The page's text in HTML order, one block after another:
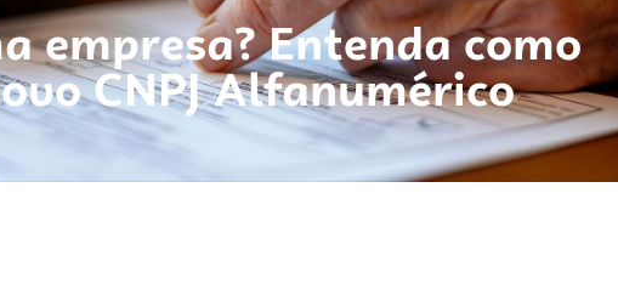
empresa? Entenda como
CNPJ Alfanumérico